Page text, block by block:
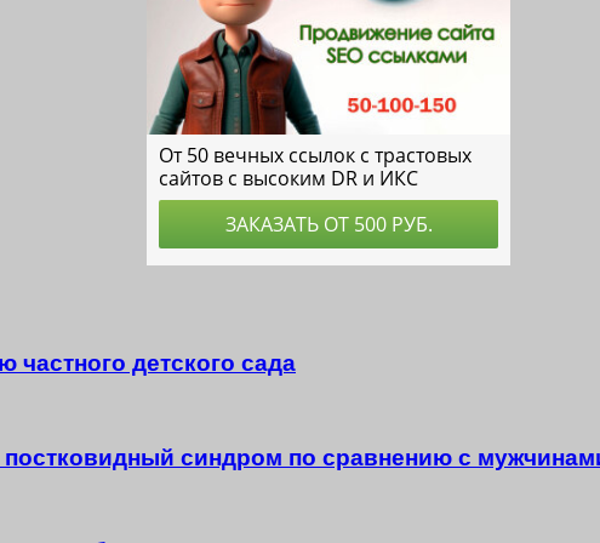
детского сада
синдром по сравнению с